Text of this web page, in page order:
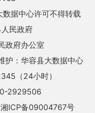
据中心许可不得转载
民政府
政府办公室
护：华容县大数据中心
（24小时）
2929506
湘ICP备09004767号